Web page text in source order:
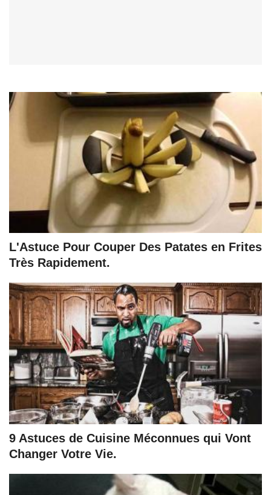
L'Astuce Pour Couper Des Patates en Frites
Très Rapidement.
9 Astuces de Cuisine Méconnues qui Vont
Changer Votre Vie.